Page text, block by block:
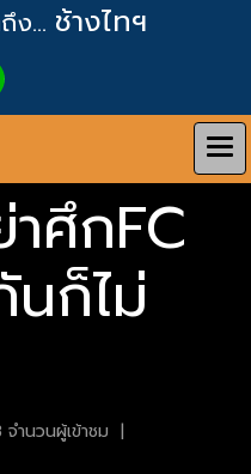
ง... ช้างไทฯ
ศึกFC
ก็ไม่
จำนวนผู้เข้าชม |